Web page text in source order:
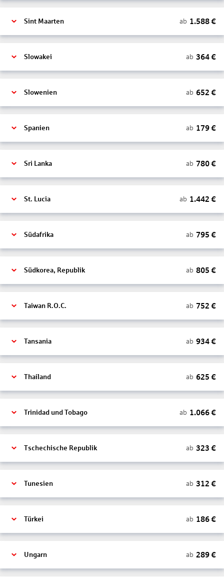
Sint Maarten ab 1.588€
Slowakei ab 364€
Slowenien ab 652 €
Spanien ab 179€
Sri Lanka ab 780€
St. Lucia ab 1.442 €
Südafrika ab 795 €
Südkorea, Republik ab 805 €
Taiwan R.O.C. ab 752 €
Tansania ab 934€
Thailand ab 625 €
Trinidad und Tobago ab 1.066€
Tschechische Republik ab 323 €
Tunesien ab 312 €
Türkei ab 186€
Ungarn ab 289€